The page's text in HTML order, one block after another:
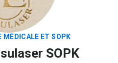
MÉDICALE ET SOPK
SOPK